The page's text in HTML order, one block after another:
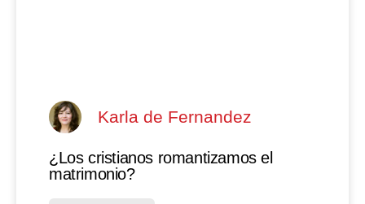
Karla de Fernandez
¿Los cristianos romantizamos el
matrimonio?